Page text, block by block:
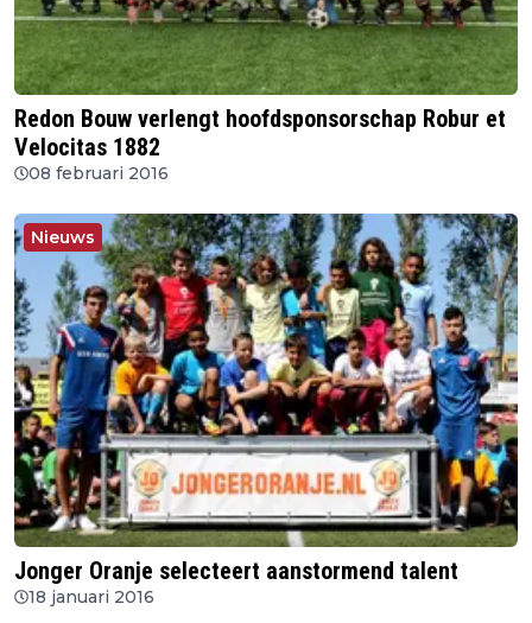
Redon Bouw verlengt hoofdsponsorschap Robur et
Velocitas 1882
08 februari 2016
Nieuws
Jonger Oranje selecteert aanstormend talent
18 januari 2016